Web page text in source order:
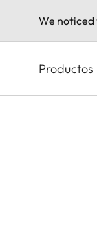
We
principal
Productos